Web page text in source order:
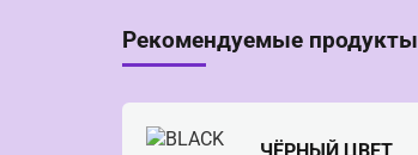
Рекомендуемые продукты
ЧЁРНЫЙ ЦВЕТ